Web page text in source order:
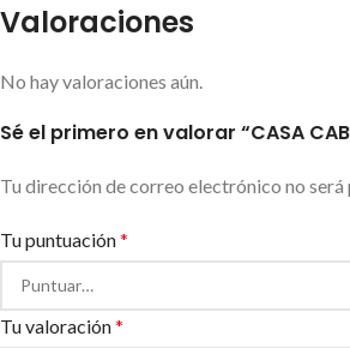
Valoraciones
No hay valoraciones aún.
Sé el primero en valorar “CASA
Tu dirección de correo electrónico no será
Tu puntuación*
Tu valoración*